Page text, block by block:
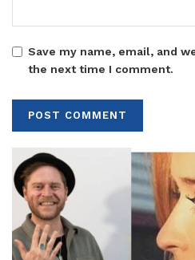
Save my name, email, and
the next time I comment.